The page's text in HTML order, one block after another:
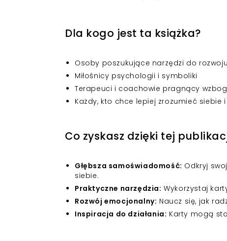
Dla kogo jest ta książka?
Osoby poszukujące narzędzi do
Miłośnicy psychologii i symboliki
Terapeuci i coachowie pragnący
Każdy, kto chce lepiej zrozumieć siebie
Co zyskasz dzięki tej
Głębsza samoświadomość: Odkryj
siebie.
Praktyczne narzędzia: Wykorzystaj
Rozwój emocjonalny: Naucz się, jak
Inspiracja do działania: Karty mogą